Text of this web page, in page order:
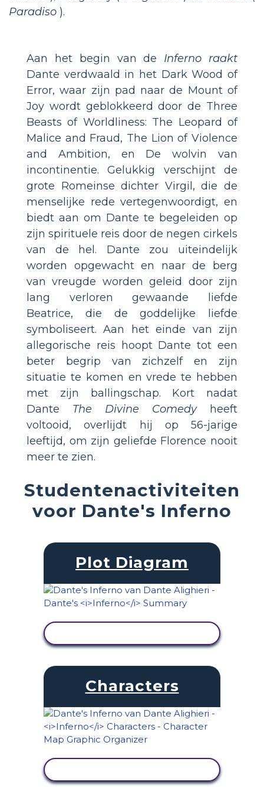
Paradiso ).
Aan het begin van de Inferno raakt
Dante verdwaald in het Dark Wood of
Error, waar zijn pad naar de Mount of
Joy wordt geblokkeerd door de Three
Beasts of Worldliness: The Leopard of
Malice and Fraud, The Lion of Violence
and Ambition, en De wolvin van
incontinentie. Gelukkig verschijnt de
grote Romeinse dichter Virgil, die de
menselijke rede vertegenwoordigt, en
biedt aan om Dante te begeleiden op
zijn spirituele reis door de negen cirkels
van de hel. Dante zou uiteindelijk
worden opgewacht en naar de berg
van vreugde worden geleid door zijn
lang verloren gewaande liefde
Beatrice, die de goddelijke liefde
symboliseert. Aan het einde van zijn
allegorische reis hoopt Dante tot een
beter begrip van zichzelf en zijn
situatie te komen en vrede te hebben
met zijn ballingschap. Kort nadat
Dante The Divine Comedyheeft
voltooid, overlijdt hij op 56-jarige
leeftijd, om zijn geliefde Florence nooit
meer te zien.
Studentenactiviteiten
voor Dante's Inferno
Plot Diagram
Characters